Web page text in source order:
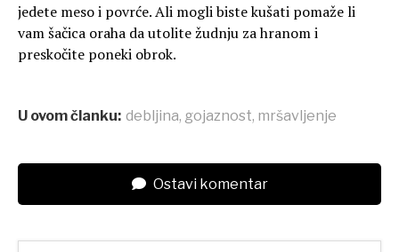
jedete meso i povrće. Ali mogli biste kušati pomaže li
vam šačica oraha da utolite žudnju za hranom i
preskočite poneki obrok.
U ovom članku: debljina, gojaznost, mršavljenje
Ostavi komentar